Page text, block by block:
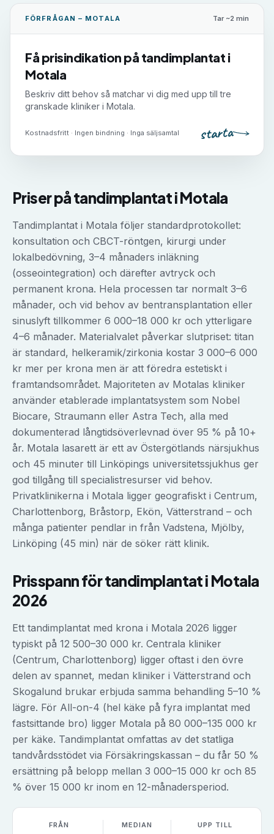
FÖRFRÅGAN – MOTALA Tar ~2 min
Få prisindikation på tandimplantat i
Motala
Beskriv ditt behov så matchar vi dig med upp till tre
granskade kliniker i Motala.
Kostnadsfritt · Ingen bindning · Inga säljsamtal starta
Priser påtandimplantatiMotala
Tandimplantat i Motala följer standardprotokollet:
konsultation och CBCT-röntgen, kirurgi under
lokalbedövning, 3–4 månaders inläkning
(osseointegration) och därefter avtryck och
permanent krona. Hela processen tar normalt 3–6
månader, och vid behov av bentransplantation eller
sinuslyft tillkommer 6 000–18 000 kr och ytterligare
4–6 månader. Materialvalet påverkar slutpriset: titan
är standard, helkeramik/zirkonia kostar 3 000–6 000
kr mer per krona men är att föredra estetiskt i
framtandsområdet. Majoriteten av Motalas kliniker
använder etablerade implantatsystem som Nobel
Biocare, Straumann eller Astra Tech, alla med
dokumenterad långtidsöverlevnad över 95 % på 10+
år. Motala lasarett är ett av Östergötlands närsjukhus
och 45 minuter till Linköpings universitetssjukhus ger
god tillgång till specialistresurser vid behov.
Privatklinikerna i Motala ligger geografiskt i Centrum,
Charlottenborg, Bråstorp, Ekön, Vätterstrand – och
många patienter pendlar in från Vadstena, Mjölby,
Linköping (45 min) när de söker rätt klinik.
Prisspann förtandimplantati Motala
2026
Ett tandimplantat med krona i Motala 2026 ligger
typiskt på 12 500–30 000 kr. Centrala kliniker
(Centrum, Charlottenborg) ligger oftast i den övre
delen av spannet, medan kliniker i Vätterstrand och
Skogalund brukar erbjuda samma behandling 5–10 %
lägre. För All-on-4 (hel käke på fyra implantat med
fastsittande bro) ligger Motala på 80 000–135 000 kr
per käke. Tandimplantat omfattas av det statliga
tandvårdsstödet via Försäkringskassan – du får 50 %
ersättning på belopp mellan 3 000–15 000 kr och 85
% över 15 000 kr inom en 12-månadersperiod.
FRÅN MEDIAN UPP TILL